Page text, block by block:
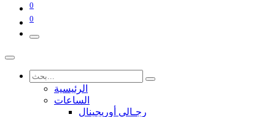
0
0
الرئيسية
الساعات
رجـالي أوريجينال